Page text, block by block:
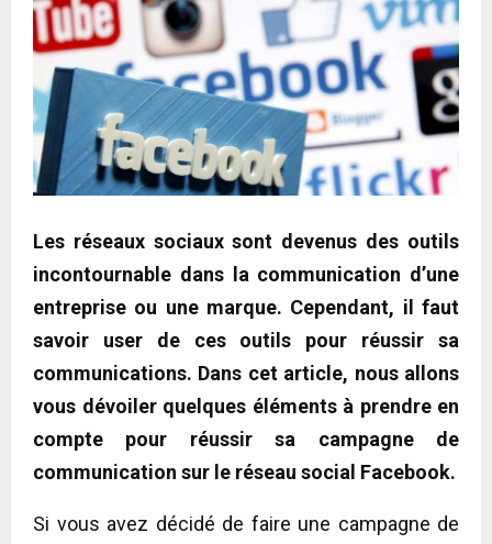
Les réseaux sociaux sont devenus des outils
incontournable dans la communication d’une
entreprise ou une marque. Cependant, il faut
savoir user de ces outils pour réussir sa
communications. Dans cet article, nous allons
vous dévoiler quelques éléments à prendre en
compte pour réussir sa campagne de
communication sur le réseau social Facebook.
Si vous avez décidé de faire une campagne de